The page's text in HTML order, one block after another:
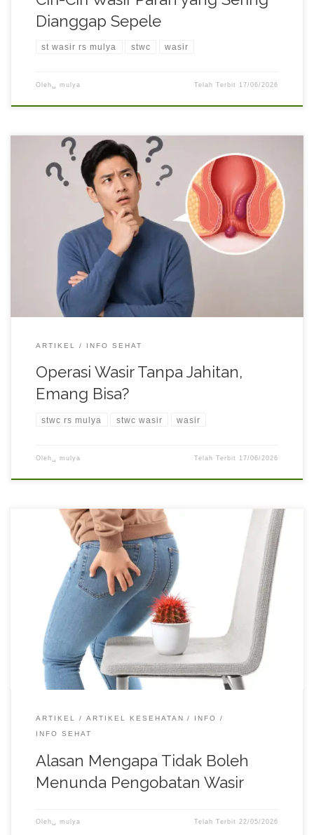
Dianggap Sepele
st wasir rs mulya stwc wasir
Oleh␣ mulya Telah Terbit 17/06/2026
Banyak penderita ambeien merasa takut menjalani pengobatan
karena membayangkan operasi besar dengan jahitan dan rasa
sakit yang berat. Akibatnya, tidak sedikit pasien yang menunda
pemeriksaan meskipun keluhan sudah mulai mengganggu
aktivitas sehari-hari. Padahal, perkembangan teknologi medis
saat ini membuat operasi wasir tidak selalu dilakukan dengan
metode konvensional menggunakan jahitan. Kini […]
ARTIKEL INFO SEHAT
Operasi Wasir Tanpa Jahitan,
Emang Bisa?
stwc rs mulya stwc wasir wasir
Oleh␣ mulya Telah Terbit 17/06/2026
Wasir atau ambeien sering dianggap sebagai masalah ringan
yang bisa sembuh sendiri. Padahal, menunda pengobatan justru
dapat memperparah kondisi dan memicu berbagai komplikasi
yang lebih serius. Oleh karena itu, penting untuk memahami
alasan mengapa tidak boleh menunda pengobatan wasir agar
penanganan bisa dilakukan sejak dini. Apa Itu Wasir dan
Gejalanya? […]
ARTIKEL ARTIKEL KESEHATAN
INFO
INFO SEHAT
Alasan Mengapa Tidak Boleh
Menunda Pengobatan Wasir
Oleh␣ mulya Telah Terbit22/05/2026